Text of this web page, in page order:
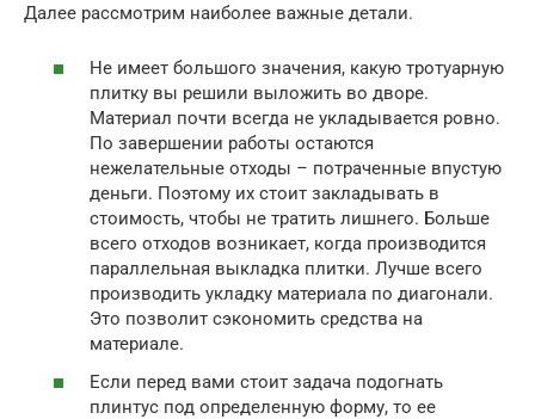
Далее рассмотрим наиболее важные детали.
Не имеет большого значения, какую тротуарную
плитку вы решили выложить во дворе.
Материал почти всегда не укладывается ровно.
По завершении работы остаются
нежелательные отходы – потраченные впустую
деньги. Поэтому их стоит закладывать в
стоимость, чтобы не тратить лишнего. Больше
всего отходов возникает, когда производится
параллельная выкладка плитки. Лучше всего
производить укладку материала по диагонали.
Это позволит сэкономить средства на
материале.
Если перед вами стоит задача подогнать
плинтус под определенную форму, то ее